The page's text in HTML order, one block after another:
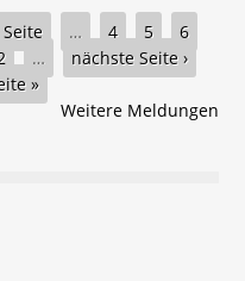
… 4 5
6
…
nächste Seite ›
»
Weitere Meldungen